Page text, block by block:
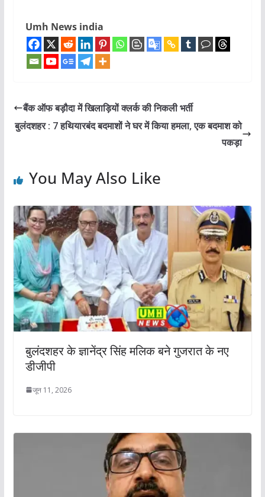
Umh News india
बैंक ऑफ बड़ौदा में खिलाड़ियों क्लर्क की निकली भर्ती
बुलंदशहर : 7 हथियारबंद बदमाशों ने घर में किया हमला, एक बदमाश को
पकड़ा
You May Also Like
बुलंदशहर के ज्ञानेंद्र सिंह मलिक बने गुजरात के नए
डीजीपी
जून 11, 2026